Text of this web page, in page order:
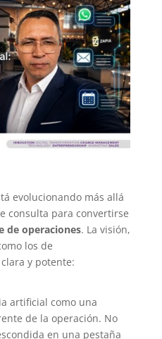
evolucionando más allá
consulta para convertirse
de operaciones. La visión,
los de
clara y potente:
artificial como una
de la operación. No
en una pestaña